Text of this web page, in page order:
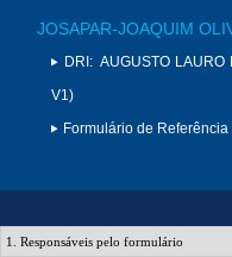
JOSAPAR-JOAQUIM
DRI: AUGUSTO LAURO
V1)
Formulário de Referência